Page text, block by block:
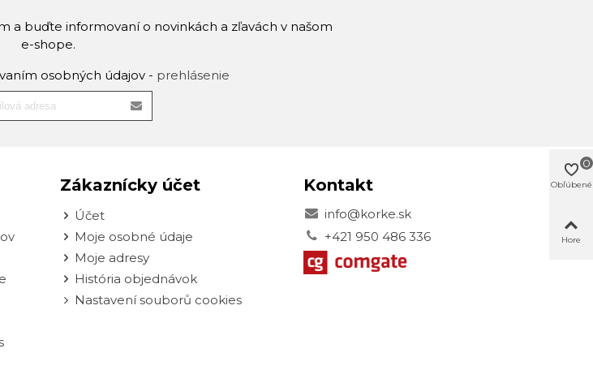
a buďte informovaní o novinkách a zľavách v našom
e-shope.
osobných údajov - prehlásenie
Zákaznícky účet
Účet
Moje osobné údaje
Moje adresy
História objednávok
Nastavení souborů cookies
Kontakt
info@korke.sk
+421 950 486 336
Obľúbené
0
Hore